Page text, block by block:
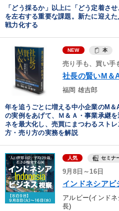
「どう採るか」以上に「どう定着さ
を左右する重要な課題。新たに迎え
戦力化する
NEW 本
売り手も、買い手
社長の賢いM＆
福岡 雄吉郎
年を追うごとに増える中小企業のM
の実例をあげて、Ｍ＆Ａ・事業承継
ネを最大化し、売買にまつわるスト
方・売り方の実務を解説
人気 セミナ
9月8日～16日
インドネシアビ
アルビー(インド
長)